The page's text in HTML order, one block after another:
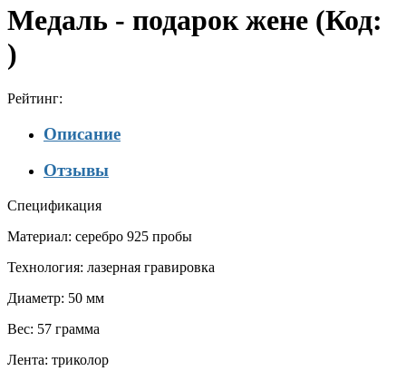
Медаль - подарок жене (Код:
)
Рейтинг:
Описание
Отзывы
Спецификация
Материал: серебро 925 пробы
Технология: лазерная гравировка
Диаметр: 50 мм
Вес: 57 грамма
Лента: триколор